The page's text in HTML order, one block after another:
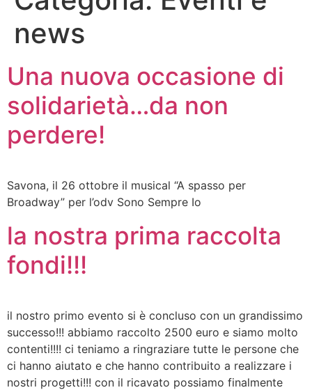
news
Una nuova occasione di
solidarietà…da non
perdere!
Savona, il 26 ottobre il musical “A spasso per
Broadway” per l’odv Sono Sempre Io
la nostra prima raccolta
fondi!!!
il nostro primo evento si è concluso con un grandissimo
successo!!! abbiamo raccolto 2500 euro e siamo molto
contenti!!!! ci teniamo a ringraziare tutte le persone che
ci hanno aiutato e che hanno contribuito a realizzare i
nostri progetti!!! con il ricavato possiamo finalmente